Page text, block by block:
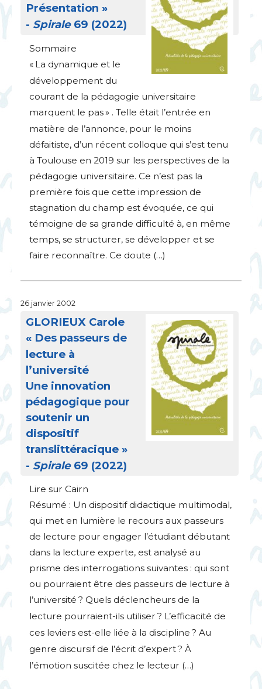
Présentation »
- Spirale69 (2022)
Sommaire
« La dynamique et le
développement du
courant de la pédagogie universitaire
marquent le pas» . Telle était l’entrée en
matière de l’annonce, pour le moins
défaitiste, d’un récent colloque qui s’est tenu
à Toulouse en 2019 sur les perspectives de la
pédagogie universitaire. Ce n’est pas la
première fois que cette impression de
stagnation du champ est évoquée, ce qui
témoigne de sa grande difficulté à, en même
temps, se structurer, se développer et se
faire reconnaître. Ce doute (…)
26 janvier 2002
GLORIEUX Carole
« Des passeurs de
lecture à
l’université
Une innovation
pédagogique pour
soutenir un
dispositif
translittéracique »
- Spirale69 (2022)
Lire sur Cairn
Résumé : Un dispositif didactique multimodal,
qui met en lumière le recours aux passeurs
de lecture pour engager l’étudiant débutant
dans la lecture experte, est analysé au
prisme des interrogations suivantes : qui sont
ou pourraient être des passeurs de lecture à
l’université ? Quels déclencheurs de la
lecture pourraient-ils utiliser ? L’efficacité de
ces leviers est-elle liée à la discipline ? Au
genre discursif de l’écrit d’expert? À
l’émotion suscitée chez le lecteur (…)